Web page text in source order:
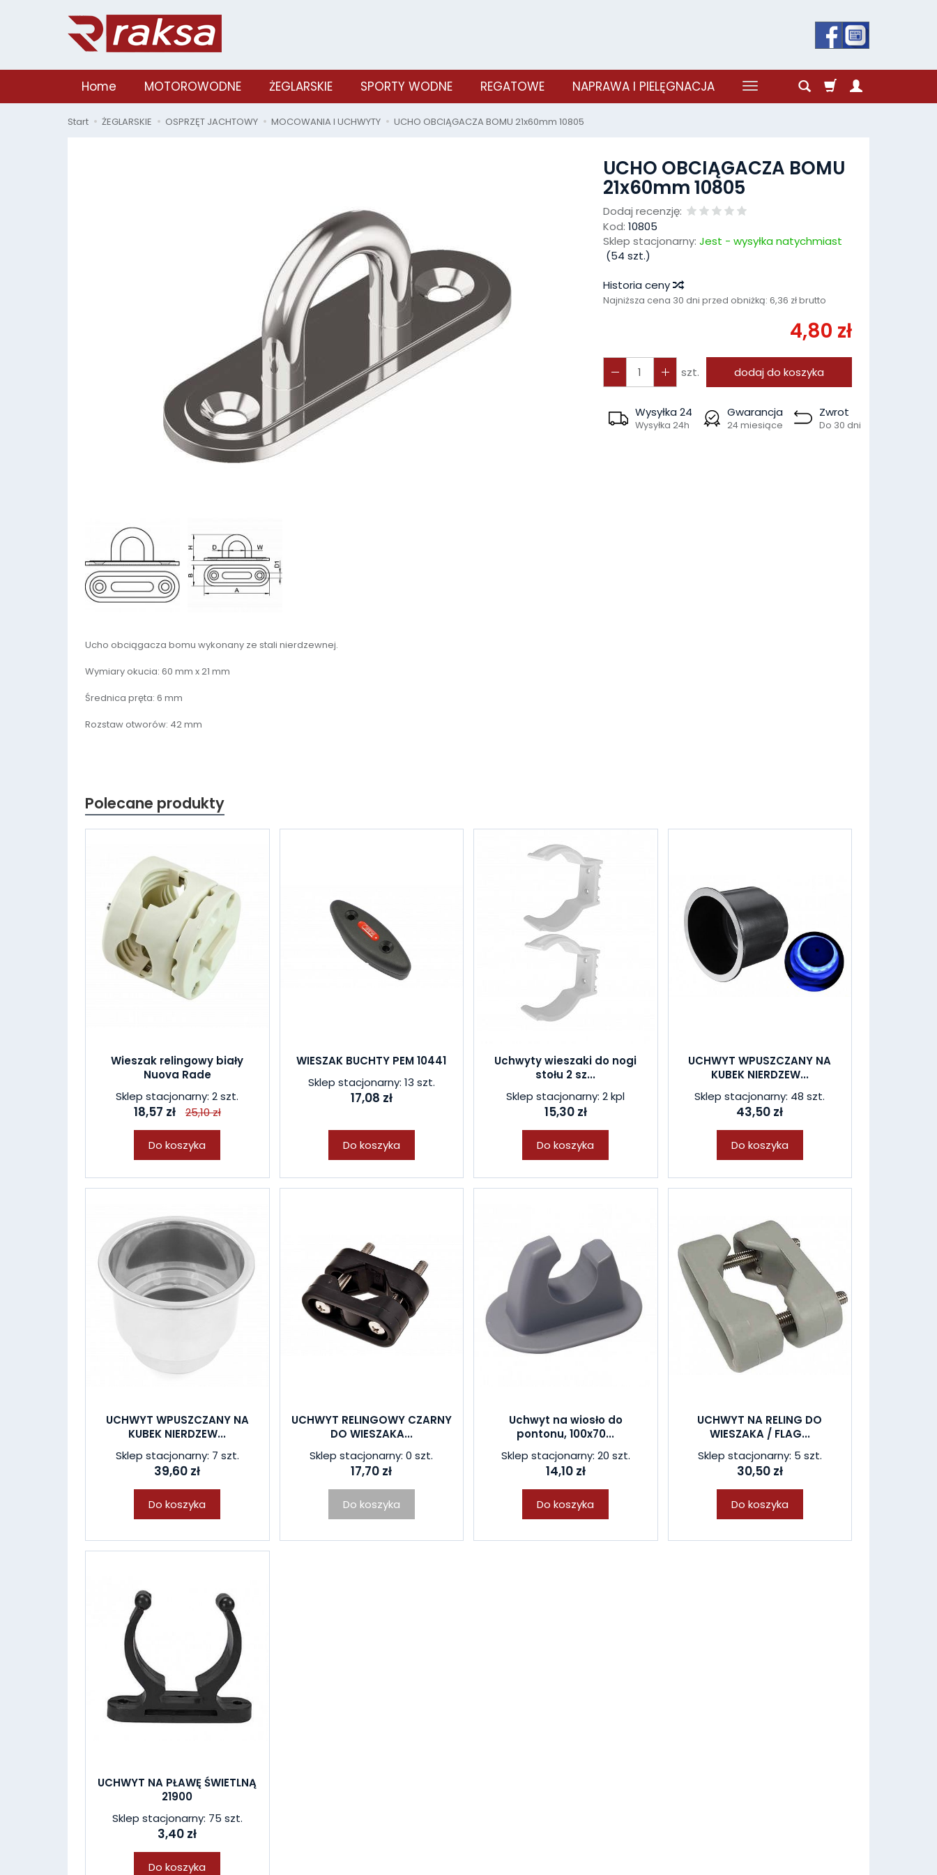
Home MOTOROWODNE ŻEGLARSKIE SPORTY WODNE REGATOWE NAPRAWA I PIELĘGNACJA
Start ŻEGLARSKIE OSPRZĘT JACHTOWY MOCOWANIA I UCHWYTY UCHO OBCIĄGACZA BOMU 21x60mm 10805
UCHO OBCIĄGACZA BOMU
21x60mm 10805
Dodaj recenzję:
Kod: 10805
Sklep stacjonarny: Jest - wysyłka natychmiast
(54 szt.)
Historia ceny
Najniższa cena 30 dni przed obniżką: 6,36 zł brutto
4,80 zł
szt. dodaj do koszyka
Wysyłka 24
Wysyłka 24h
Gwarancja
24 miesiące
Zwrot
Do 30 dni
Ucho obciągacza bomu wykonany ze stali nierdzewnej.
Wymiary okucia: 60 mm x 21 mm
Średnica pręta: 6 mm
Rozstaw otworów: 42 mm
Polecane produkty
Wieszak relingowy biały
Nuova Rade
Sklep stacjonarny: 2 szt.
18,57 zł 25,10 zł
Do koszyka
WIESZAK BUCHTY PEM 10441
Sklep stacjonarny: 13 szt.
17,08 zł
Do koszyka
Uchwyty wieszaki do nogi
stołu 2 sz...
Sklep stacjonarny: 2 kpl
15,30 zł
Do koszyka
UCHWYT WPUSZCZANY NA
KUBEK NIERDZEW...
Sklep stacjonarny: 48 szt.
43,50 zł
Do koszyka
UCHWYT WPUSZCZANY NA
KUBEK NIERDZEW...
Sklep stacjonarny: 7 szt.
39,60 zł
Do koszyka
UCHWYT RELINGOWY CZARNY
DO WIESZAKA...
Sklep stacjonarny: 0 szt.
17,70 zł
Do koszyka
Uchwyt na wiosło do
pontonu, 100x70...
Sklep stacjonarny: 20 szt.
14,10 zł
Do koszyka
UCHWYT NA RELING DO
WIESZAKA / FLAG...
Sklep stacjonarny: 5 szt.
30,50 zł
Do koszyka
UCHWYT NA PŁAWĘ ŚWIETLNĄ
21900
Sklep stacjonarny: 75 szt.
3,40 zł
Do koszyka